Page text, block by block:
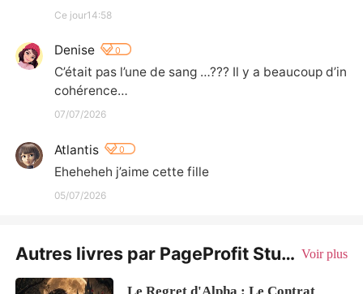
Ce jour14:58
Denise 0
C’était pas l’une de sang …??? Il y a beaucoup d’in
cohérence…
07/07/2026
Atlantis 0
Eheheheh j’aime cette fille
05/07/2026
Autres livres par PageProfit Studio Voir plus